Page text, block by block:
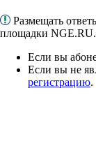
Размещать
площадки NGE.RU.
Если вы
Если вы не
регистрацию.